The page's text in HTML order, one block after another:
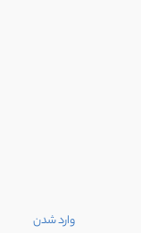
وارد شدن